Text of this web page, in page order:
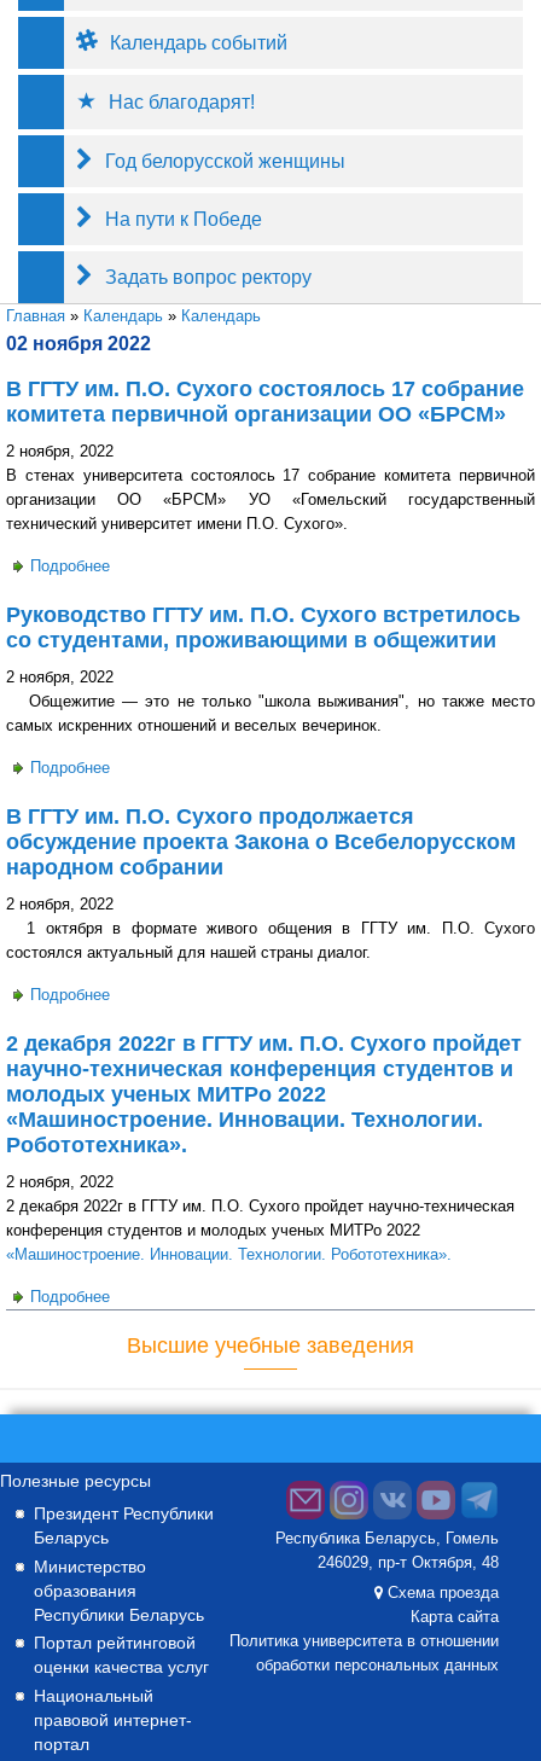
Календарь событий
Нас благодарят!
Год белорусской женщины
На пути к Победе
Задать вопрос ректору
Вы здесь
Главная » Календарь » Календарь
02 ноября 2022
В ГГТУ им. П.О. Сухого состоялось 17 собрание
комитета первичной организации ОО «БРСМ»
2 ноября, 2022
В стенах университета состоялось 17 собрание комитета первичной
организации ОО «БРСМ» УО «Гомельский государственный
технический университет имени П.О. Сухого».
Подробнее
Руководство ГГТУ им. П.О. Сухого встретилось
со студентами, проживающими в общежитии
2 ноября, 2022
Общежитие — это не только "школа выживания", но также место
самых искренних отношений и веселых вечеринок.
Подробнее
В ГГТУ им. П.О. Сухого продолжается
обсуждение проекта Закона о Всебелорусском
народном собрании
2 ноября, 2022
1 октября в формате живого общения в ГГТУ им. П.О. Сухого
состоялся актуальный для нашей страны диалог.
Подробнее
2 декабря 2022г в ГГТУ им. П.О. Сухого пройдет
научно-техническая конференция студентов и
молодых ученых МИТРо 2022
«Машиностроение. Инновации. Технологии.
Робототехника».
2 ноября, 2022
2 декабря 2022г в ГГТУ им. П.О. Сухого пройдет научно-техническая
конференция студентов и молодых ученых МИТРо 2022
«Машиностроение. Инновации. Технологии. Робототехника».
Подробнее
МИТРо 2022 «Машиностроение. Инновации. Технологии.
Высшие учебные заведения
Полезные ресурсы
Президент Республики
Беларусь
Министерство
образования
Республики Беларусь
Портал рейтинговой
оценки качества услуг
Национальный
правовой интернет-
портал
Республика Беларусь, Гомель
246029, пр-т Октября, 48
Схема проезда
Карта сайта
Политика университета в отношении
обработки персональных данных